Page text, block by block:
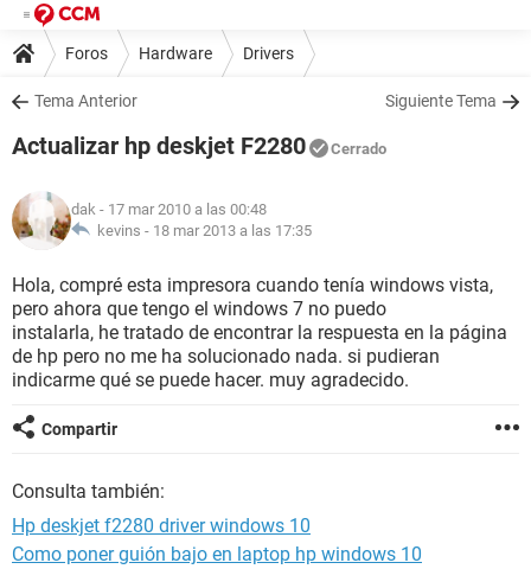
Foros Hardware Drivers
Tema Anterior Siguiente Tema
Actualizar hp deskjet F2280 Cerrado
dak - 17 mar 2010 a las 00:48
kevins - 18 mar 2013 a las 17:35
Hola, compré esta impresora cuando tenía windows vista,
pero ahora que tengo el windows 7 no puedo
instalarla, he tratado de encontrar la respuesta en la página
de hp pero no me ha solucionado nada. si pudieran
indicarme qué se puede hacer. muy agradecido.
Compartir
Consulta también:
Hp deskjet f2280 driver windows 10
Como poner guión bajo en laptop hp windows 10